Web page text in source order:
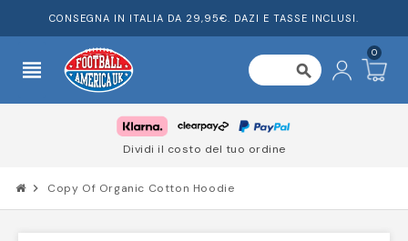
CONSEGNA IN ITALIA DA 29,95€. DAZI E TASSE INCLUSI.
view_headline search
0
Dividi il costo del tuo ordine
chevron_right Copy Of Organic Cotton Hoodie